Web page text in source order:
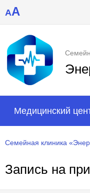
AA
Медицинский
Семейная клиника
Запись на